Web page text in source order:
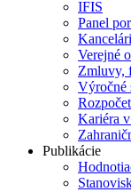
IFIS
Panel
Verejné
Zmluvy,
Výročné
Kariéra
Publikácie